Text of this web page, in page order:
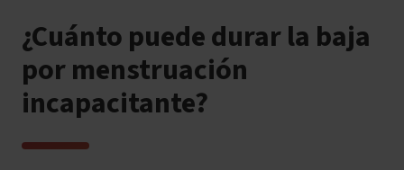
¿Cuánto puede durar la baja
por menstruación
incapacitante?